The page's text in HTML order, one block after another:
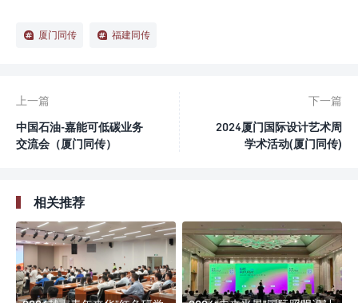
厦门同传 福建同传
上一篇
中国石油-嘉能可低碳业务
交流会（厦门同传）
下一篇
2024厦门国际设计艺术周
学术活动(厦门同传)
相关推荐